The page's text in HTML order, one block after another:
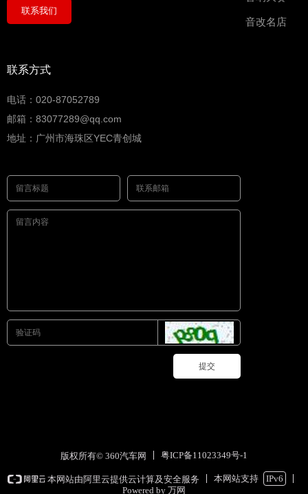
联系我们
音改名店
提交
联系方式
电话：020-87052789
邮箱：83077289@qq.com
地址：广州市海珠区YEC青创城
版权所有© 360汽车网 粤ICP备11023349号-1
本网站由阿里云提供云计算及安全服务 本网站支持
IPv6
Powered by 万网